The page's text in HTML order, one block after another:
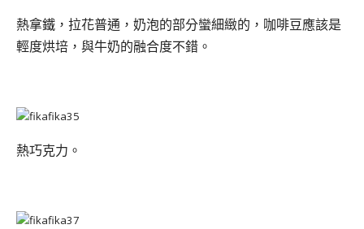
熱拿鐵，拉花普通，奶泡的部分蠻細緻的，咖啡豆應該是
輕度烘培，與牛奶的融合度不錯。
熱巧克力。